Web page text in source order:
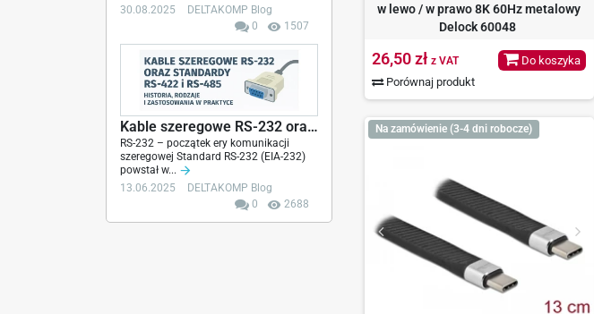
30.08.2025
DELTAKOMP Blog
1507
0
Kable szeregowe RS-232 oraz standardy RS-422 i...
RS-232 – początek ery komunikacji
szeregowej Standard RS-232 (EIA-232)
powstał w...
13.06.2025
DELTAKOMP Blog
2688
0
w lewo / w prawo 8K 60Hz metalowy
Delock 60048
26,50 zł z VAT
Porównaj produkt
Do koszyka
Na zamówienie (3-4 dni robocze)